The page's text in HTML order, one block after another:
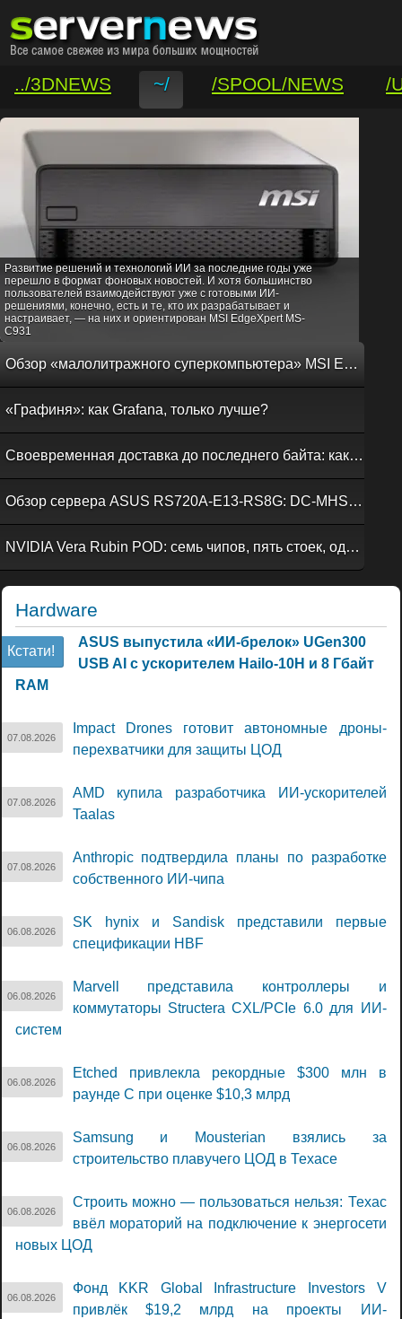
../3DNEWS ~/ /SPOOL/NEWS
/
/VAR/CONTACT
Развитие решений и технологий ИИ за последние годы уже
перешло в формат фоновых новостей. И хотя большинство
пользователей взаимодействуют уже с готовыми ИИ-
решениями, конечно, есть и те, кто их разрабатывает и
настраивает, — на них и ориентирован MSI EdgeXpert MS-
C931
Обзор «малолитражного суперкомпьютера» MSI EdgeXpert MS-C931
«Графиня»: как Grafana, только лучше?
Своевременная доставка до последнего байта: как российская сеть Curator CDN совмещает скорость, безопасность и гибкость управления
Обзор сервера ASUS RS720A-E13-RS8G: DC-MHS во всей красе
NVIDIA Vera Rubin POD: семь чипов, пять стоек, один ИИ-суперкомпьютер
Hardware
Кстати!
ASUS выпустила «ИИ-брелок» UGen300
USB AI с ускорителем Hailo-10H и 8 Гбайт
RAM
07.08.2026
Impact Drones готовит автономные дроны-
перехватчики для защиты ЦОД
07.08.2026
AMD купила разработчика ИИ-ускорителей
Taalas
07.08.2026
Anthropic подтвердила планы по разработке
собственного ИИ-чипа
06.08.2026
SK hynix и Sandisk представили первые
спецификации HBF
06.08.2026
Marvell представила контроллеры и
коммутаторы Structera CXL/PCIe 6.0 для ИИ-
систем
06.08.2026
Etched привлекла рекордные $300 млн в
раунде C при оценке $10,3 млрд
06.08.2026
Samsung и Mousterian взялись за
строительство плавучего ЦОД в Техасе
06.08.2026
Строить можно — пользоваться нельзя: Техас
ввёл мораторий на подключение к энергосети
новых ЦОД
06.08.2026
Фонд KKR Global Infrastructure Investors V
привлёк $19,2 млрд на проекты ИИ-